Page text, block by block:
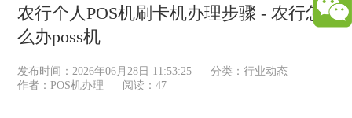
农行个人POS机刷卡机办理步骤 - 农行怎
么办poss机
发布时间：2026年06月28日 11:53:25 分类：行业动态
作者：POS机办理
阅读：47